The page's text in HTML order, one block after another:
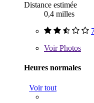
Distance estimée
0,4 milles
VoirPhotos
Heures normales
Voir tout